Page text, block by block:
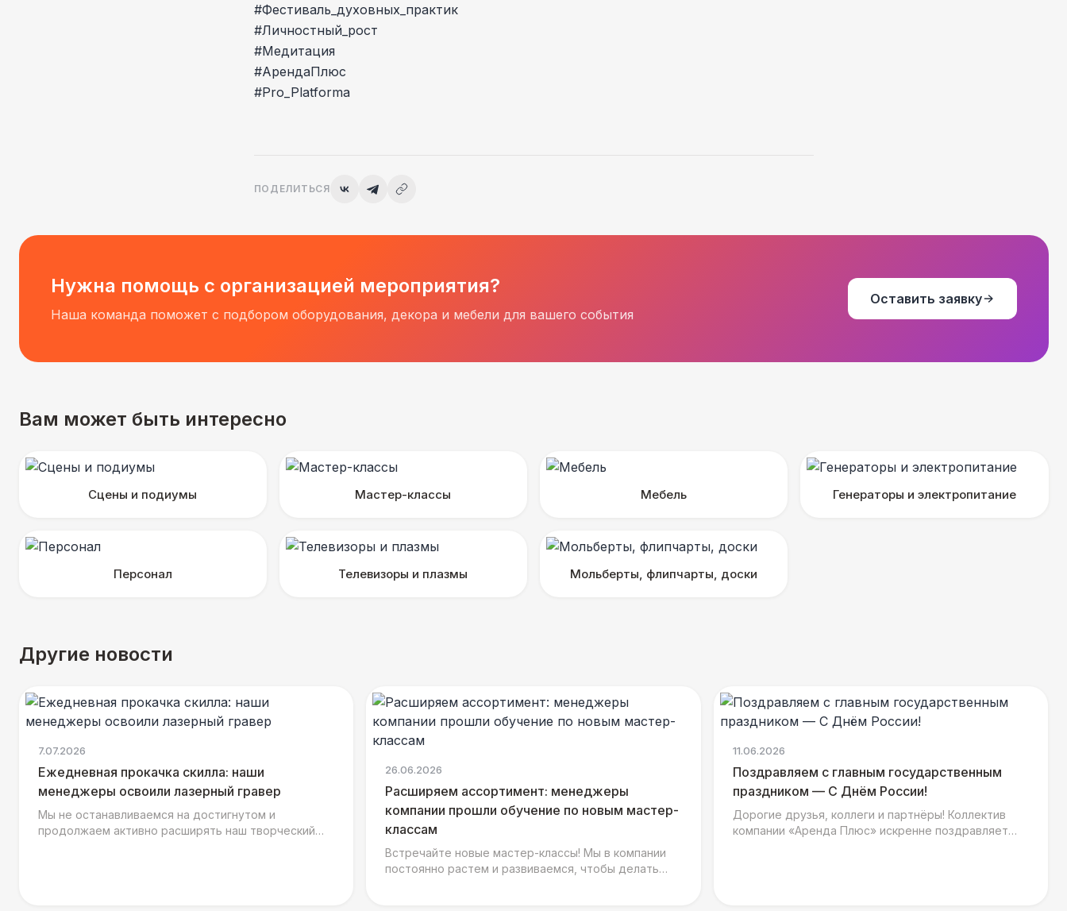
#Фестиваль_духовных_практик
#Личностный_рост
#Медитация
#АрендаПлюс
#Pro_Platforma
ПОДЕЛИТЬСЯ
Нужна помощь с организацией мероприятия?
Наша команда поможет с подбором оборудования, декора и мебели для вашего события
Оставить заявку
Вам может быть интересно
Сцены и подиумы Мастер-классы Мебель Генераторы и электропитание
Персонал Телевизоры и плазмы Мольберты, флипчарты, доски
Другие новости
7.07.2026
Ежедневная прокачка скилла: наши
менеджеры освоили лазерный гравер
Мы не останавливаемся на достигнутом и
продолжаем активно расширять наш творческий
26.06.2026
Расширяем ассортимент: менеджеры
компании прошли обучение по новым мастер-
классам
Встречайте новые мастер-классы! Мы в компании
постоянно растем и развиваемся, чтобы делать
11.06.2026
Поздравляем с главным государственным
праздником — С Днём России!
Дорогие друзья, коллеги и партнёры! Коллектив
компании «Аренда Плюс» искренне поздравляет